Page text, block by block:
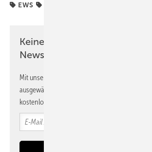
EWS
Keine Zeit? Kein Problem mit
Newsletter!
Mit unserem Newsletter erhalten Sie
ausgewählte Informationen und Neuigkeiten,
kostenlos direkt ins Postfach.